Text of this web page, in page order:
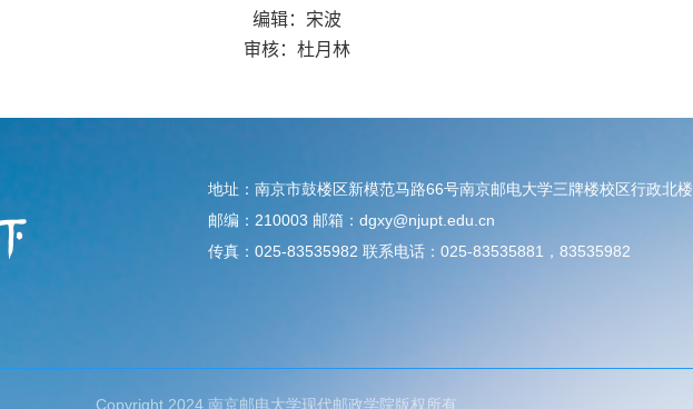
编辑：宋波
审核：杜月林
地址：南京市鼓楼区新模范马路66号南京邮电大学三牌楼校区行政北楼
邮编：210003 邮箱：dgxy@njupt.edu.cn
传真：025-83535982 联系电话：025-83535881，83535982
Copyright 2024 南京邮电大学现代邮政学院版权所有